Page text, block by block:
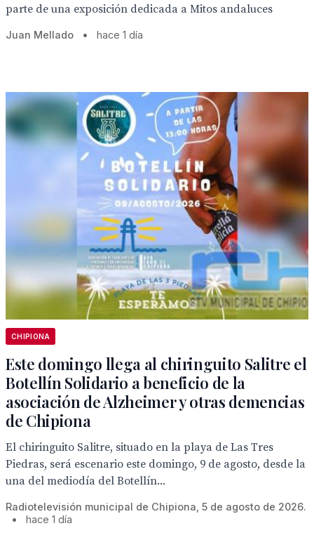
parte de una exposición dedicada a Mitos andaluces
Juan Mellado • hace 1 día
CHIPIONA
Este domingo llega al chiringuito Salitre el
Botellín Solidario a beneficio de la
asociación de Alzheimer y otras demencias
de Chipiona
El chiringuito Salitre, situado en la playa de Las Tres
Piedras, será escenario este domingo, 9 de agosto, desde la
una del mediodía del Botellín...
Radiotelevisión municipal de Chipiona, 5 de agosto de 2026.
•
hace 1 día